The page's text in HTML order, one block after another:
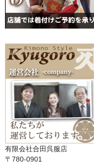
有限会社合田呉服店
〒780-0901